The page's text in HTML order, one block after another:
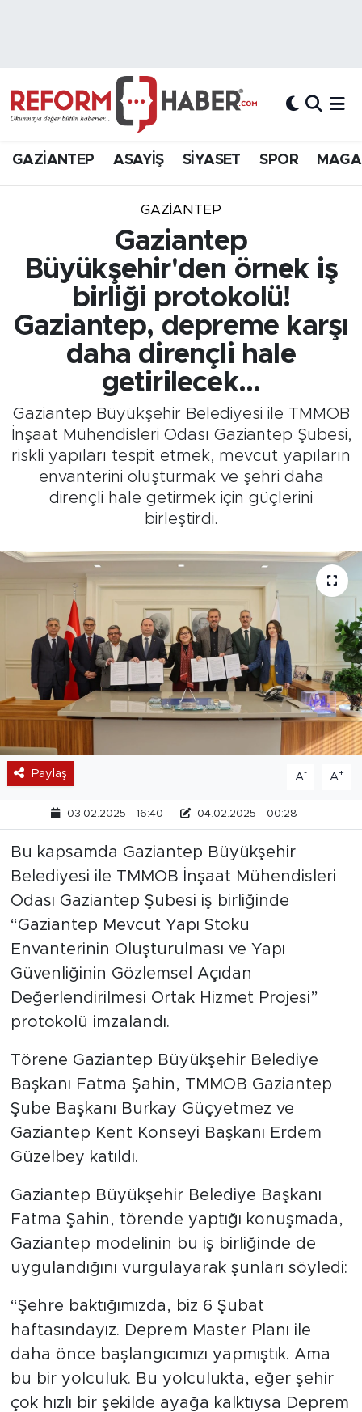
GAZİANTEP ASAYİŞ SİYASET SPOR
GAZIANTEP
Gaziantep
Büyükşehir'den örnek iş
birliği protokolü!
Gaziantep, depreme karşı
daha dirençli hale
getirilecek...
Gaziantep Büyükşehir Belediyesi ile TMMOB
İnşaat Mühendisleri Odası Gaziantep Şubesi,
riskli yapıları tespit etmek, mevcut yapıların
envanterini oluşturmak ve şehri daha
dirençli hale getirmek için güçlerini
birleştirdi.
Paylaş A- A+
03.02.2025 - 16:40 04.02.2025 - 00:28
Bu kapsamda Gaziantep Büyükşehir
Belediyesi ile TMMOB İnşaat Mühendisleri
Odası Gaziantep Şubesi iş birliğinde
“Gaziantep Mevcut Yapı Stoku
Envanterinin Oluşturulması ve Yapı
Güvenliğinin Gözlemsel Açıdan
Değerlendirilmesi Ortak Hizmet Projesi”
protokolü imzalandı.
Törene Gaziantep Büyükşehir Belediye
Başkanı Fatma Şahin, TMMOB Gaziantep
Şube Başkanı Burkay Güçyetmez ve
Gaziantep Kent Konseyi Başkanı Erdem
Güzelbey katıldı.
Gaziantep Büyükşehir Belediye Başkanı
Fatma Şahin, törende yaptığı konuşmada,
Gaziantep modelinin bu iş birliğinde de
uygulandığını vurgulayarak şunları söyledi:
“Şehre baktığımızda, biz 6 Şubat
haftasındayız. Deprem Master Planı ile
daha önce başlangıcımızı yapmıştık. Ama
bu bir yolculuk. Bu yolculukta, eğer şehir
çok hızlı bir şekilde ayağa kalktıysa Deprem
Hava Durumu
Süper Lig Puan Durumu ve Fikstür
Son Dakika Haberleri
Haber Arşivi